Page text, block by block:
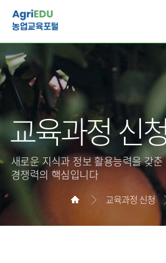
교육과정 신
새로운 지식과 정보 활용능력을 갖
경쟁력의 핵심입니다
교육과정 신청